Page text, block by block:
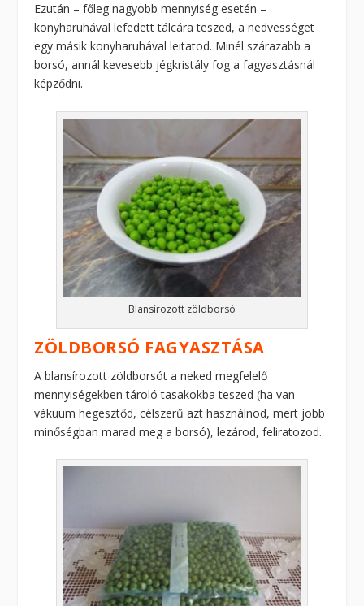
Ezután – főleg nagyobb mennyiség esetén –
konyharuhával lefedett tálcára teszed, a nedvességet
egy másik konyharuhával leitatod. Minél szárazabb a
borsó, annál kevesebb jégkristály fog a fagyasztásnál
képződni.
Blansírozott zöldborsó
ZÖLDBORSÓ FAGYASZTÁSA
A blansírozott zöldborsót a neked megfelelő
mennyiségekben tároló tasakokba teszed (ha van
vákuum hegesztőd, célszerű azt használnod, mert jobb
minőségban marad meg a borsó), lezárod, feliratozod.